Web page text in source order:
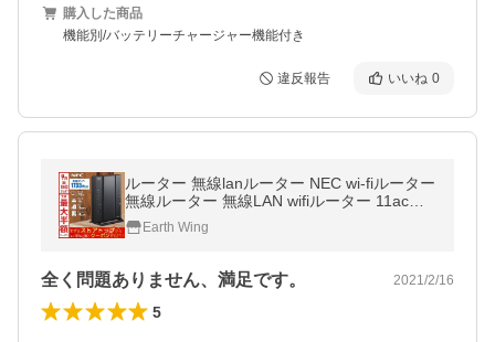
購入した商品
機能別/バッテリーチャージャー機能付き
違反報告 いいね 0
ルーター 無線lanルーター NEC wi-fiルーター
無線ルーター 無線LAN wifiルーター 11ac対
応 1733+800Mbps PA-WG2600HS2
Earth Wing
全く問題ありません、満足です。 2021/2/16
5